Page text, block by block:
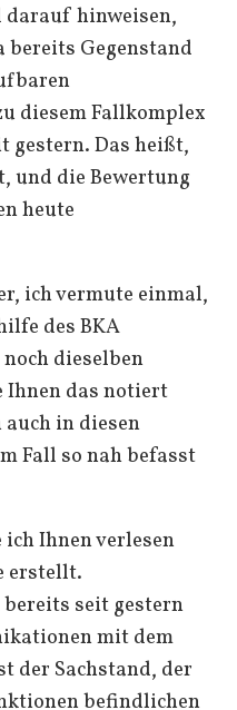
hinweisen,
bereits Gegenstand
diesem Fallkomplex
gestern. Das heißt,
und die Bewertung
heute
ich vermute einmal,
des BKA
dieselben
Ihnen das notiert
in diesen
Fall so nah befasst
Ihnen verlesen
erstellt.
seit gestern
mit dem
der Sachstand, der
befindlichen